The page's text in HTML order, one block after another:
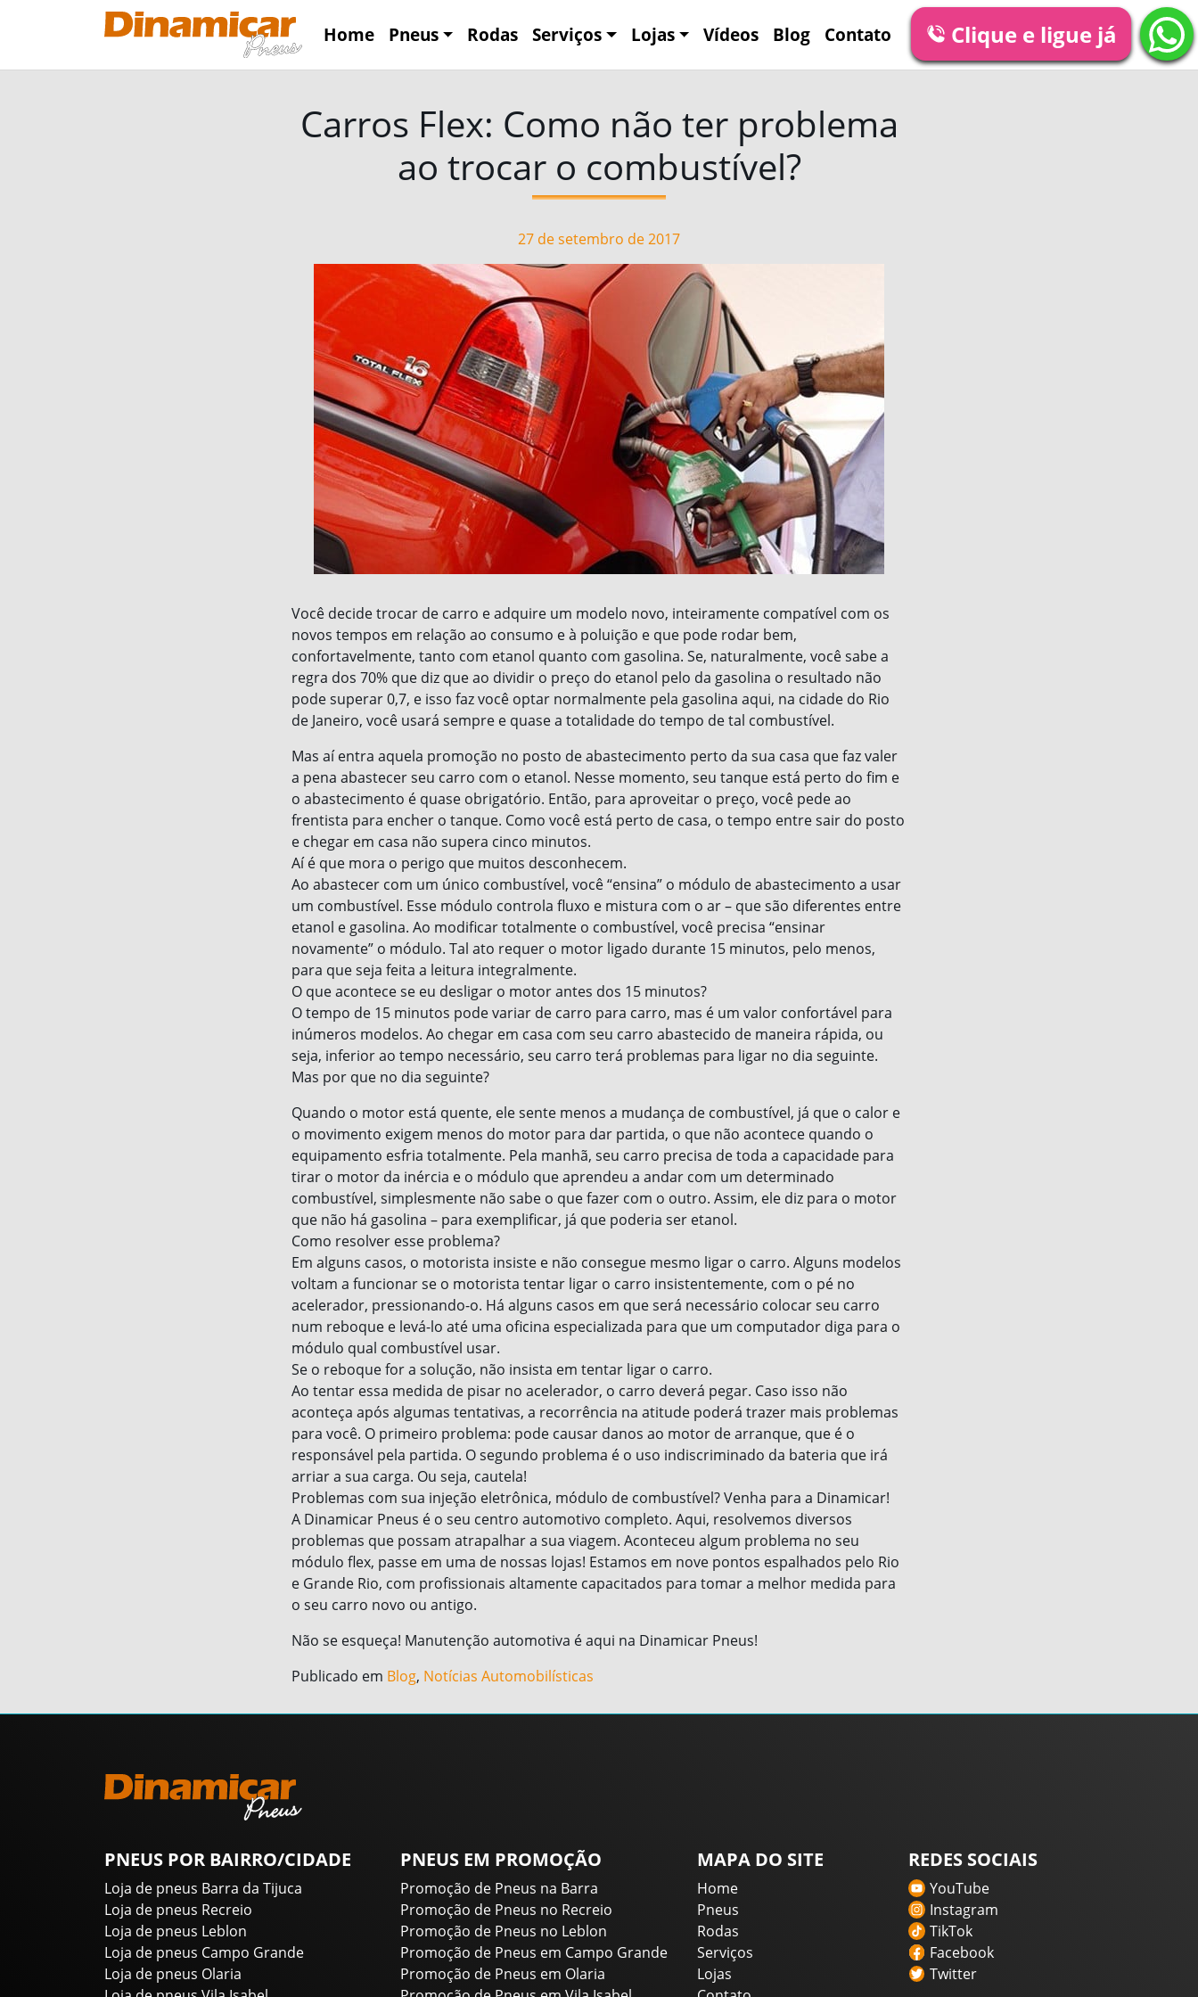
Home Pneus Rodas Serviços Lojas Vídeos Blog Contato Clique e ligue já
Carros Flex: Como não ter problema
ao trocar o combustível?
27 de setembro de 2017
Você decide trocar de carro e adquire um modelo novo, inteiramente compatível com os
novos tempos em relação ao consumo e à poluição e que pode rodar bem,
confortavelmente, tanto com etanol quanto com gasolina. Se, naturalmente, você sabe a
regra dos 70% que diz que ao dividir o preço do etanol pelo da gasolina o resultado não
pode superar 0,7, e isso faz você optar normalmente pela gasolina aqui, na cidade do Rio
de Janeiro, você usará sempre e quase a totalidade do tempo de tal combustível.
Mas aí entra aquela promoção no posto de abastecimento perto da sua casa que faz valer
a pena abastecer seu carro com o etanol. Nesse momento, seu tanque está perto do fim e
o abastecimento é quase obrigatório. Então, para aproveitar o preço, você pede ao
frentista para encher o tanque. Como você está perto de casa, o tempo entre sair do posto
e chegar em casa não supera cinco minutos.
Aí é que mora o perigo que muitos desconhecem.
Ao abastecer com um único combustível, você “ensina” o módulo de abastecimento a usar
um combustível. Esse módulo controla fluxo e mistura com o ar – que são diferentes entre
etanol e gasolina. Ao modificar totalmente o combustível, você precisa “ensinar
novamente” o módulo. Tal ato requer o motor ligado durante 15 minutos, pelo menos,
para que seja feita a leitura integralmente.
O que acontece se eu desligar o motor antes dos 15 minutos?
O tempo de 15 minutos pode variar de carro para carro, mas é um valor confortável para
inúmeros modelos. Ao chegar em casa com seu carro abastecido de maneira rápida, ou
seja, inferior ao tempo necessário, seu carro terá problemas para ligar no dia seguinte.
Mas por que no dia seguinte?
Quando o motor está quente, ele sente menos a mudança de combustível, já que o calor e
o movimento exigem menos do motor para dar partida, o que não acontece quando o
equipamento esfria totalmente. Pela manhã, seu carro precisa de toda a capacidade para
tirar o motor da inércia e o módulo que aprendeu a andar com um determinado
combustível, simplesmente não sabe o que fazer com o outro. Assim, ele diz para o motor
que não há gasolina – para exemplificar, já que poderia ser etanol.
Como resolver esse problema?
Em alguns casos, o motorista insiste e não consegue mesmo ligar o carro. Alguns modelos
voltam a funcionar se o motorista tentar ligar o carro insistentemente, com o pé no
acelerador, pressionando-o. Há alguns casos em que será necessário colocar seu carro
num reboque e levá-lo até uma oficina especializada para que um computador diga para o
módulo qual combustível usar.
Se o reboque for a solução, não insista em tentar ligar o carro.
Ao tentar essa medida de pisar no acelerador, o carro deverá pegar. Caso isso não
aconteça após algumas tentativas, a recorrência na atitude poderá trazer mais problemas
para você. O primeiro problema: pode causar danos ao motor de arranque, que é o
responsável pela partida. O segundo problema é o uso indiscriminado da bateria que irá
arriar a sua carga. Ou seja, cautela!
Problemas com sua injeção eletrônica, módulo de combustível? Venha para a Dinamicar!
A Dinamicar Pneus é o seu centro automotivo completo. Aqui, resolvemos diversos
problemas que possam atrapalhar a sua viagem. Aconteceu algum problema no seu
módulo flex, passe em uma de nossas lojas! Estamos em nove pontos espalhados pelo Rio
e Grande Rio, com profissionais altamente capacitados para tomar a melhor medida para
o seu carro novo ou antigo.
Não se esqueça! Manutenção automotiva é aqui na Dinamicar Pneus!
Publicado em Blog, Notícias Automobilísticas
PNEUS POR BAIRRO/CIDADE
Loja de pneus Barra da Tijuca
Loja de pneus Recreio
Loja de pneus Leblon
Loja de pneus Campo Grande
Loja de pneus Olaria
PNEUS EM PROMOÇÃO
Promoção de Pneus na Barra
Promoção de Pneus no Recreio
Promoção de Pneus no Leblon
Promoção de Pneus em Campo Grande
Promoção de Pneus em Olaria
MAPA DO SITE
Home
Pneus
Rodas
Serviços
Lojas
REDES SOCIAIS
YouTube
Instagram
TikTok
Facebook
Twitter